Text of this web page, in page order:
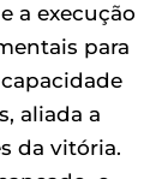
a execução
para
aliada a
da vitória.